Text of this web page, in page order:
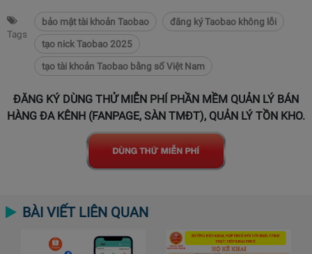
Tags
bảo mật tài khoản Taobao
đăng ký Taobao không lỗi
tạo nick Taobao 2025
tạo tài khoản Taobao bằng số Việt Nam
ĐĂNG KÝ DÙNG THỬ MIỄN PHÍ PHẦN MỀM QUẢN LÝ BÁN
HÀNG ĐA KÊNH (FANPAGE, SÀN TMĐT), QUẢN LÝ TỒN KHO.
BÀI VIẾT LIÊN QUAN